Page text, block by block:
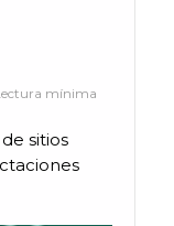
mínima
sitios